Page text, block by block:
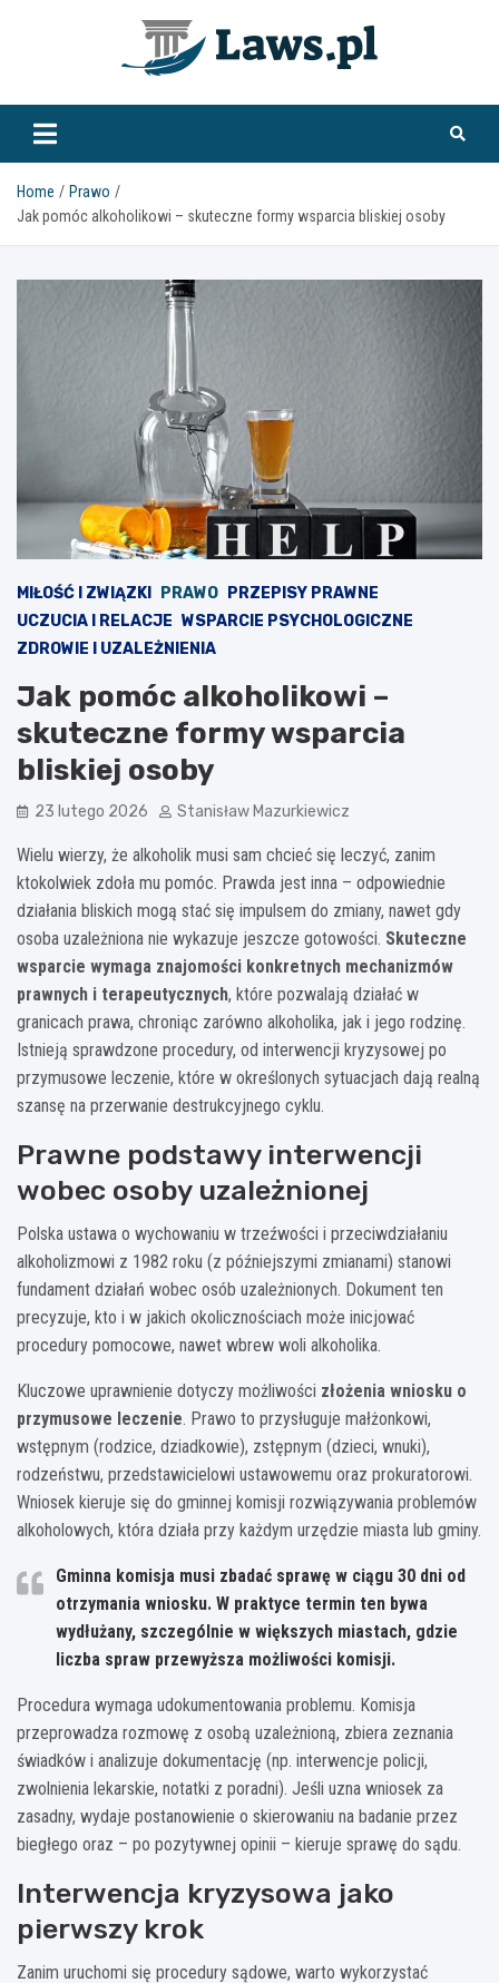
www.laws.pl
Home
Prawo
Jak pomóc alkoholikowi – skuteczne formy wsparcia bliskiej osoby
MIŁOŚĆ I ZWIĄZKI PRAWO
PRZEPISY PRAWNE
UCZUCIA I RELACJE WSPARCIE PSYCHOLOGICZNE
ZDROWIE I UZALEŻNIENIA
Jak pomóc alkoholikowi –
skuteczne formy wsparcia
bliskiej osoby
23 lutego 2026 Stanisław Mazurkiewicz
Wielu wierzy, że alkoholik musi sam chcieć się leczyć, zanim
ktokolwiek zdoła mu pomóc. Prawda jest inna – odpowiednie
działania bliskich mogą stać się impulsem do zmiany, nawet gdy
osoba uzależniona nie wykazuje jeszcze gotowości. Skuteczne
wsparcie wymaga znajomości konkretnych mechanizmów
prawnych i terapeutycznych, które pozwalają działać w
granicach prawa, chroniąc zarówno alkoholika, jak i jego rodzinę.
Istnieją sprawdzone procedury, od interwencji kryzysowej po
przymusowe leczenie, które w określonych sytuacjach dają realną
szansę na przerwanie destrukcyjnego cyklu.
Prawne podstawy interwencji
wobec osoby uzależnionej
Polska ustawa o wychowaniu w trzeźwości i przeciwdziałaniu
alkoholizmowi z 1982 roku (z późniejszymi zmianami) stanowi
fundament działań wobec osób uzależnionych. Dokument ten
precyzuje, kto i w jakich okolicznościach może inicjować
procedury pomocowe, nawet wbrew woli alkoholika.
Kluczowe uprawnienie dotyczy możliwości złożenia wniosku o
przymusowe leczenie. Prawo to przysługuje małżonkowi,
wstępnym (rodzice, dziadkowie), zstępnym (dzieci, wnuki),
rodzeństwu, przedstawicielowi ustawowemu oraz prokuratorowi.
Wniosek kieruje się do gminnej komisji rozwiązywania problemów
alkoholowych, która działa przy każdym urzędzie miasta lub gminy.
Gminna komisja musi zbadać sprawę w ciągu 30 dni od
otrzymania wniosku. W praktyce termin ten bywa
wydłużany, szczególnie w większych miastach, gdzie
liczba spraw przewyższa możliwości komisji.
Procedura wymaga udokumentowania problemu. Komisja
przeprowadza rozmowę z osobą uzależnioną, zbiera zeznania
świadków i analizuje dokumentację (np. interwencje policji,
zwolnienia lekarskie, notatki z poradni). Jeśli uzna wniosek za
zasadny, wydaje postanowienie o skierowaniu na badanie przez
biegłego oraz – po pozytywnej opinii – kieruje sprawę do sądu.
Interwencja kryzysowa jako
pierwszy krok
Zanim uruchomi się procedury sądowe, warto wykorzystać